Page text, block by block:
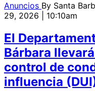
Anuncios By Santa
29, 2026 | 10:10am
El
Bárbara
control de
influencia